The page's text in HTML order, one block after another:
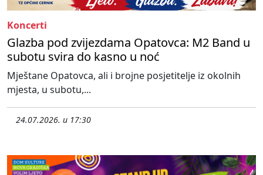
Koncerti
Glazba pod zvijezdama Opatovca: M2 Band u
subotu svira do kasno u noć
Mještane Opatovca, ali i brojne posjetitelje iz okolnih
mjesta, u subotu,...
24.07.2026. u 17:30